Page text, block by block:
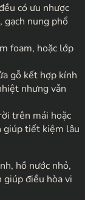
có ưu nhược
gạch nung phổ
foam, hoặc lớp
gỗ kết hợp kính
nhưng vẫn
trên mái hoặc
giúp tiết kiệm lâu
hồ nước nhỏ,
giúp điều hòa vi